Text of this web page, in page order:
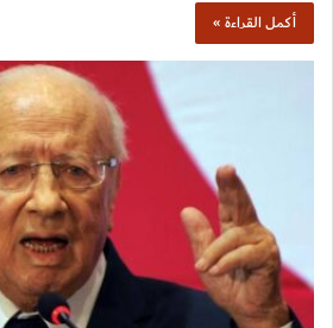
أكمل القراءة »